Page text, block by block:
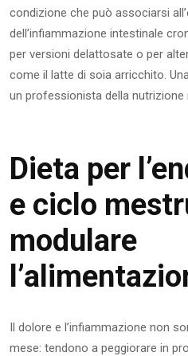
condizione che può associarsi
dell’infiammazione intestinale
per versioni delattosate o per
come il latte di soia arricchito.
un professionista della
Dieta per
e ciclo
modulare
Il dolore e l’infiammazione non
mese: tendono a peggiorare in